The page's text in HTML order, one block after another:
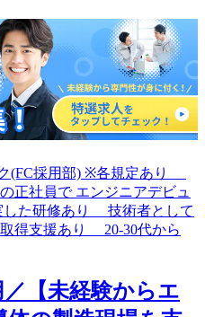
【未経験からエ